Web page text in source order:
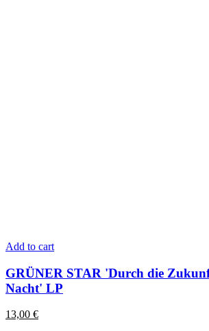
Add to cart
GRÜNER STAR 'Durch die
Nacht' LP
13,00 €